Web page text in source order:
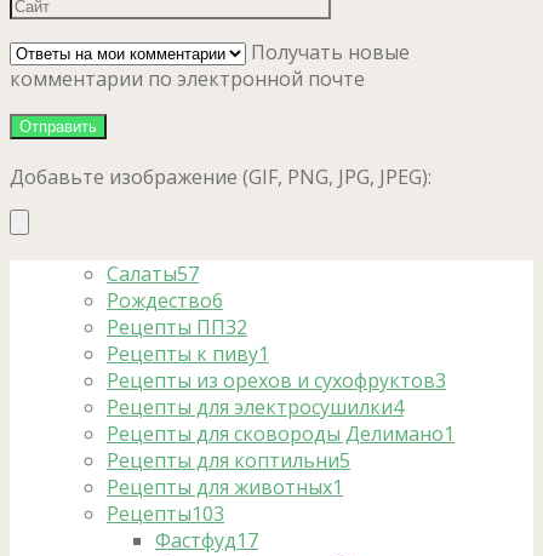
Получать новые
комментарии по электронной почте
Добавьте изображение (GIF, PNG, JPG, JPEG):
Салаты57
Рождество6
Рецепты ПП32
Рецепты к пиву1
Рецепты из орехов и сухофруктов3
Рецепты для электросушилки4
Рецепты для сковороды Делимано1
Рецепты для коптильни5
Рецепты для животных1
Рецепты103
Фастфуд17